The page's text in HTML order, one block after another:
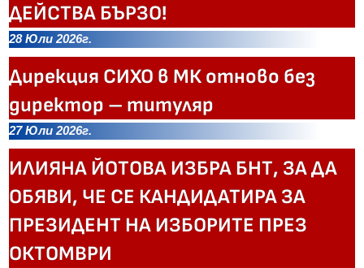
ДЕЙСТВА БЪРЗО!
28 Юли 2026г.
Дирекция СИХО в МК отново без
директор – титуляр
27 Юли 2026г.
ИЛИЯНА ЙОТОВА ИЗБРА БНТ, ЗА ДА
ОБЯВИ, ЧЕ СЕ КАНДИДАТИРА ЗА
ПРЕЗИДЕНТ НА ИЗБОРИТЕ ПРЕЗ
ОКТОМВРИ